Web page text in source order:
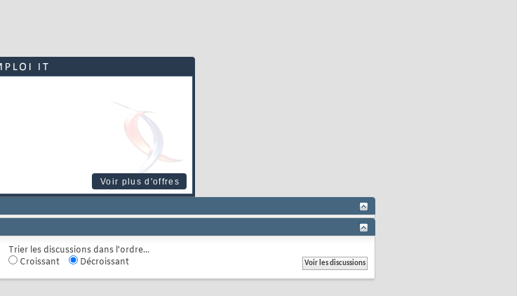
Voir plus d'offres
Trier les discussions dans l'ordre...
Croissant
Décroissant